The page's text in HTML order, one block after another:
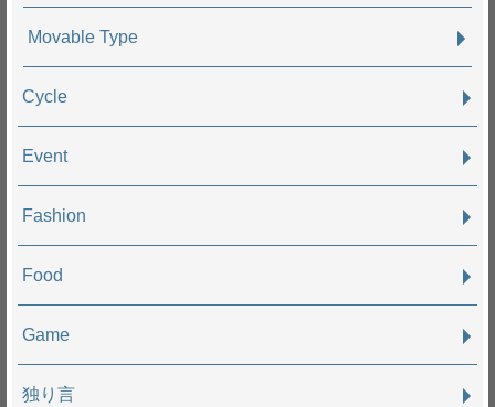
Movable Type
Cycle
Event
Fashion
Food
Game
独り言